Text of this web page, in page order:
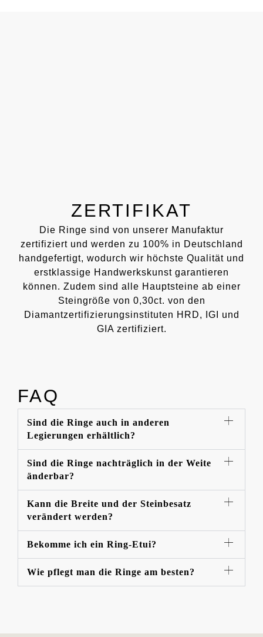
ZERTIFIKAT
Die Ringe sind von unserer Manufaktur
zertifiziert und werden zu 100% in Deutschland
handgefertigt, wodurch wir höchste Qualität und
erstklassige Handwerkskunst garantieren
können. Zudem sind alle Hauptsteine ab einer
Steingröße von 0,30ct. von den
Diamantzertifizierungsinstituten HRD, IGI und
GIA zertifiziert.
FAQ
Sind die Ringe auch in anderen
Legierungen erhältlich?
Sind die Ringe nachträglich in der Weite
änderbar?
Kann die Breite und der Steinbesatz
verändert werden?
Bekomme ich ein Ring-Etui?
Wie pflegt man die Ringe am besten?